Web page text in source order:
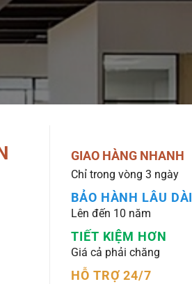
GIAO HÀNG NHANH
Chỉ trong vòng 3 ngày
BẢO HÀNH LÂU DÀI
Lên đến 10 năm
TIẾT KIỆM HƠN
Giá cả phải chăng
HỖ TRỢ 24/7